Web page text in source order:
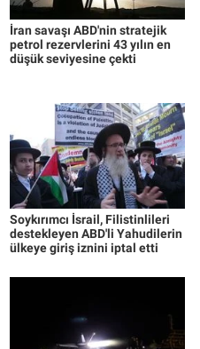
İran savaşı ABD'nin stratejik
petrol rezervlerini 43 yılın en
düşük seviyesine çekti
Soykırımcı İsrail, Filistinlileri
destekleyen ABD'li Yahudilerin
ülkeye giriş iznini iptal etti